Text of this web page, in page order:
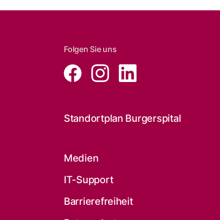
Folgen Sie uns
Standortplan Burgerspital
Medien
IT-Support
Barrierefreiheit